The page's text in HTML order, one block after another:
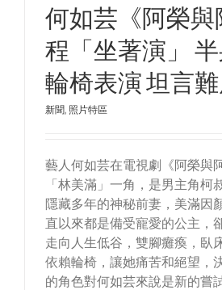
何如芸《阿榮
程「坐著演」
輪椅表演 坦言
新聞, 照片特區
藝人何如芸在電視劇《阿榮與
「林美滿」一角，是男主角柯
隱藏多年的神秘前妻，美滿因
直以來都是備受寵愛的公主，
走向人生低谷，雙腳癱瘓，臥
依賴輪椅，讓她痛苦和絕望，
的角色對何如芸來說是新的嘗